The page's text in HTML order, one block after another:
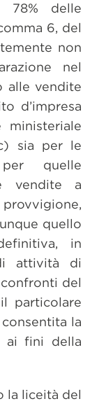
78% delle
6, del
non
nel
alle vendite
d’impresa
sia per le
quelle
vendite a
quello
in
attività di
del
particolare
la
ai fini della
la liceità del